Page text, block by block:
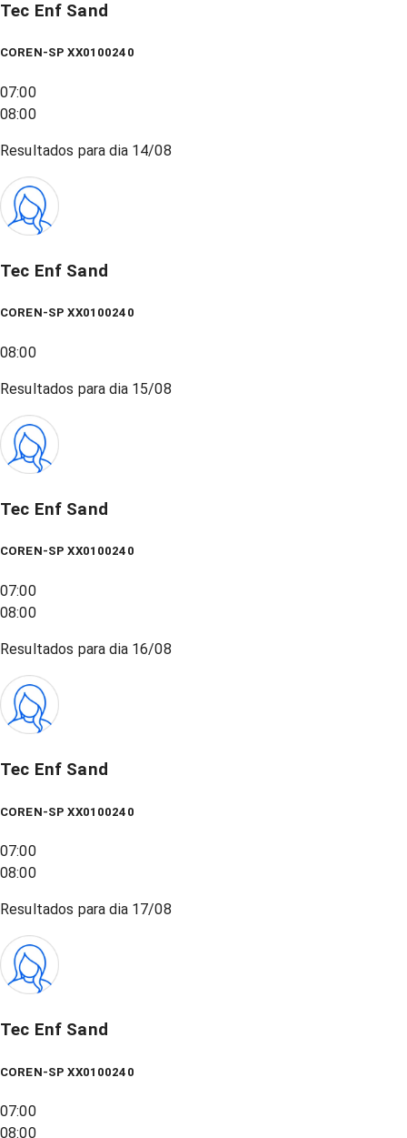
Tec Enf Sand
COREN-SP XX0100240
07:00
08:00
Resultados para dia 14/08
Tec Enf Sand
COREN-SP XX0100240
08:00
Resultados para dia 15/08
Tec Enf Sand
COREN-SP XX0100240
07:00
08:00
Resultados para dia 16/08
Tec Enf Sand
COREN-SP XX0100240
07:00
08:00
Resultados para dia 17/08
Tec Enf Sand
COREN-SP XX0100240
07:00
08:00